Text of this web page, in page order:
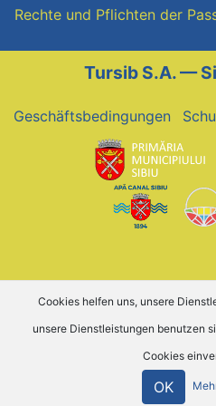
articole
Rechte und Pflichten der
Tursib S.A. —
Geschäftsbedingungen
Cookies helfen uns, unsere
unsere Dienstleistungen benutzen
Cookies
OK